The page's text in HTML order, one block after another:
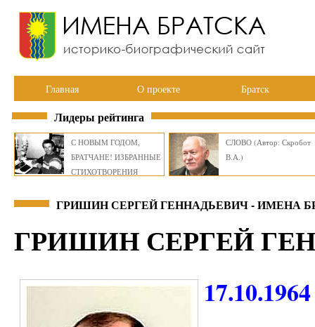
Главная О проекте Братск
Лидеры рейтинга
С НОВЫМ ГОДОМ,
БРАТЧАНЕ! ИЗБРАННЫЕ
СТИХОТВОРЕНИЯ
СЛОВО (Автор: Скробот
В.А.)
ГРИШИН СЕРГЕЙ ГЕННАДЬЕВИЧ - ИМЕНА
ГРИШИН СЕРГЕЙ
17.10.1964